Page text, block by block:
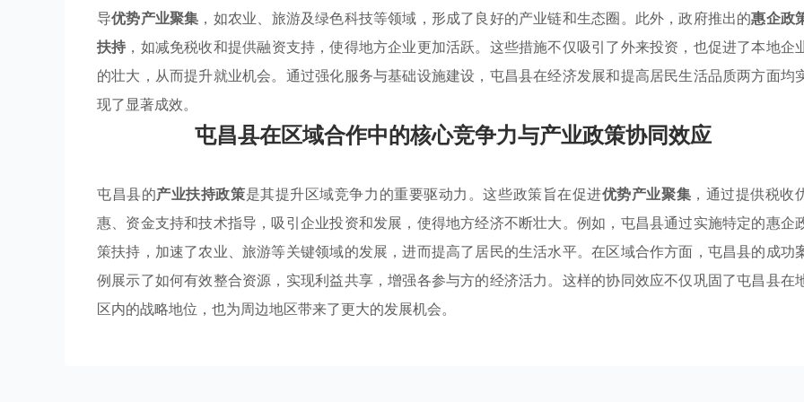
导优势产业聚集 ，如农业、旅游及绿色科技等领域，形成了良好的产业链和生态圈。此外，政府推出的惠企政
扶持 ，如减免税收和提供融资支持，使得地方企业更加活跃。这些措施不仅吸引了外来投资，也促进了本地企
的壮大，从而提升就业机会。通过强化服务与基础设施建设，屯昌县在经济发展和提高居民生活品质两方面均
现了显著成效。
屯昌县在区域合作中的核心竞争力与产业政策协同效应
屯昌县的产业扶持政策是其提升区域竞争力的重要驱动力。这些政策旨在促进优势产业聚集 ，通过提供税收
惠、资金支持和技术指导，吸引企业投资和发展，使得地方经济不断壮大。例如，屯昌县通过实施特定的惠企
策扶持，加速了农业、旅游等关键领域的发展，进而提高了居民的生活水平。在区域合作方面，屯昌县的成功
例展示了如何有效整合资源，实现利益共享，增强各参与方的经济活力。这样的协同效应不仅巩固了屯昌县在
区内的战略地位，也为周边地区带来了更大的发展机会。